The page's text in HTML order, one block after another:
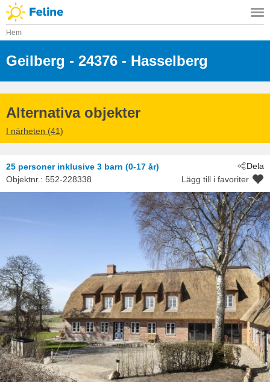
Hem
Geilberg - 24376 - Hasselberg
Alternativa objekter
I närheten (41)
Dela
25 personer inklusive 3 barn (0-17 år)
Objektnr.: 552-228338 Lägg till i favoriter